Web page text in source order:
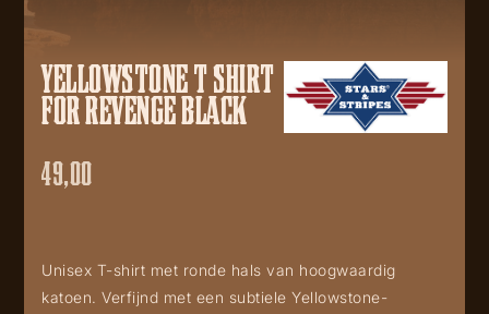
YELLOWSTONE T SHIRT
FOR REVENGE BLACK
49,00
Unisex T-shirt met ronde hals van hoogwaardig
katoen. Verfijnd met een subtiele Yellowstone-